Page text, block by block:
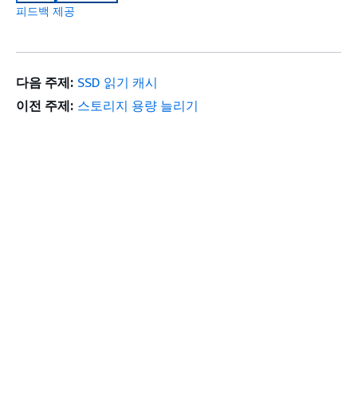
피드백 제공
다음 주제: SSD 읽기 캐시
이전 주제: 스토리지 용량 늘리기